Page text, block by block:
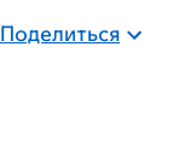
Поделиться